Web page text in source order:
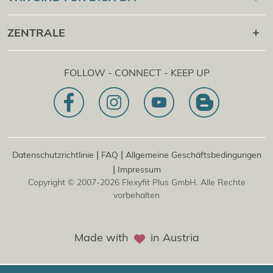
Flexyfit Massage Academy
Flexyfit®Beauty Academy
+43 1 997 27 38
[email protected]
Beratungs- & Onlineanfrage
Unser Leitbild
ZENTRALE
1030 | Österreich
Dietrichgasse 27 E.EG2
Zweigstelle | DE
Konrad-Zuse-Platz 8
FOLLOW - CONNECT - KEEP UP
Datenschutzrichtlinie | FAQ | Allgemeine Geschäftsbedingungen
| Impressum
Copyright © 2007-2026 Flexyfit Plus GmbH. Alle Rechte
vorbehalten
Made with in Austria